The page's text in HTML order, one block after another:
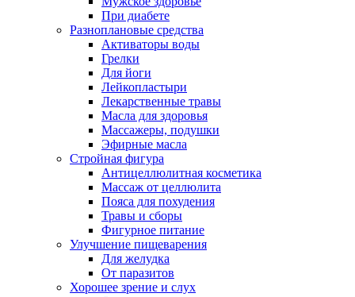
При диабете
Разноплановые средства
Активаторы воды
Грелки
Для йоги
Лейкопластыри
Лекарственные травы
Масла для здоровья
Массажеры, подушки
Эфирные масла
Стройная фигура
Антицеллюлитная косметика
Массаж от целлюлита
Пояса для похудения
Травы и сборы
Фигурное питание
Улучшение пищеварения
Для желудка
От паразитов
Хорошее зрение и слух